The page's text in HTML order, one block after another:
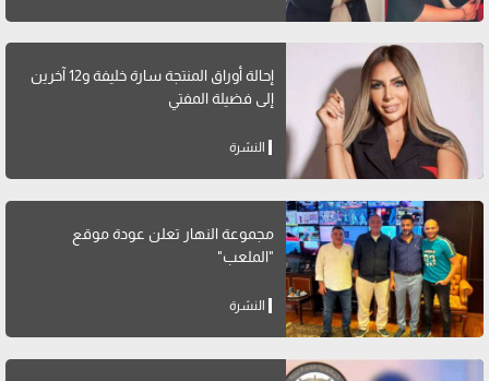
إحالة أوراق المنتجة سارة خليفة و12 آخرين
إلى فضيلة المفتي
النشرة
مجموعة النهار تعلن عودة موقع
"الملعب"
النشرة